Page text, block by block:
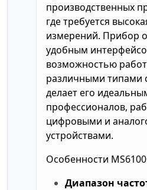
производственных
где требуется
измерений. Прибор
удобным
возможностью
различными типами
делает его
профессионалов,
цифровыми и
устройствами.
Особенности
Диапазон